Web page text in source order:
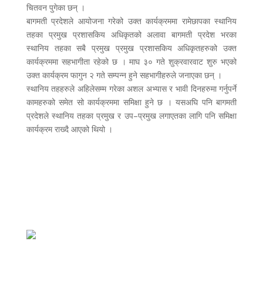
चितवन पुगेका छन् ।
बागमती प्रदेशले आयोजना गरेको उक्त कार्यक्रममा रामेछापका स्थानिय
तहका प्रमुख प्रशासकिय अधिकृतको अलावा बागमती प्रदेश भरका
स्थानिय तहका सबै प्रमुख प्रमुख प्रशासकिय अधिकृतहरुको उक्त
कार्यक्रममा सहभागीता रहेको छ । माघ ३० गते शुक्रवारवाट शुरु भएको
उक्त कार्यक्रम फागुन २ गते सम्पन्न हुने सहभागीहरुले जनाएका छन् ।
स्थानिय तहहरुले अहिलेसम्म गरेका अशल अभ्यास र भावी दिनहरुमा गर्नुपर्ने
कामहरुको समेत सो कार्यक्रममा समिक्षा हुने छ । यसअघि पनि बागमती
प्रदेशले स्थानिय तहका प्रमुख र उप–प्रमुख लगाएतका लागि पनि समिक्षा
कार्यक्रम राख्दै आएको थियो ।